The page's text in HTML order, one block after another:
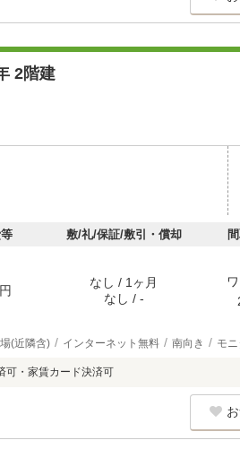
2階建
敷/礼/保証/敷引・償却
なし / 1ヶ月
なし / -
(近隣含) インターネット無料 南向き モ
可・家賃カード決済可